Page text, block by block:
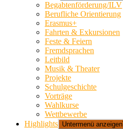
Begabtenförderung/ILV
Berufliche Orientierung
Erasmus+
Fahrten & Exkursionen
Feste & Feiern
Fremdsprachen
Leitbild
Musik & Theater
Projekte
Schulgeschichte
Vorträge
Wahlkurse
Wettbewerbe
Highlights Untermenü anzeigen